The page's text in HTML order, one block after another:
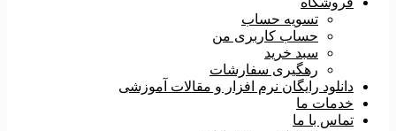
تسویه حساب
حساب کاربری من
سبد خرید
رهگیری سفارشات
دانلود رایگان نرم افزار و مقالات آموزشی
خدمات ما
تماس با ما